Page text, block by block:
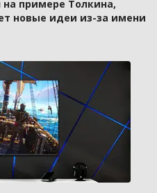
примере Толкина,
новые идеи из-за имени